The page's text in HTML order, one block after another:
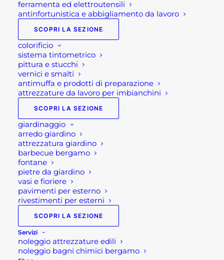
ferramenta ed elettroutensili
antinfortunistica e abbigliamento da lavoro
SCOPRI LA SEZIONE
colorificio
sistema tintometrico
pittura e stucchi
vernici e smalti
antimuffa e prodotti di preparazione
attrezzature da lavoro per imbianchini
SCOPRI LA SEZIONE
giardinaggio
arredo giardino
attrezzatura giardino
barbecue bergamo
fontane
pietre da giardino
vasi e fioriere
pavimenti per esterno
rivestimenti per esterni
SCOPRI LA SEZIONE
Servizi
noleggio attrezzature edili
noleggio bagni chimici bergamo
SCARPE
ANTINFORTUNISTICHE
ESTIVE ESTORIL FTG
99,00€
Scarpe